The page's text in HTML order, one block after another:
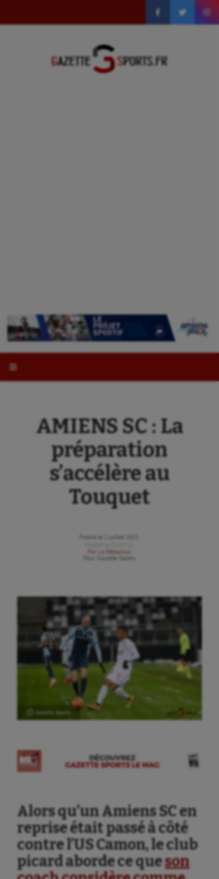
AMIENS SC : La
préparation
s’accélère au
Touquet
Publié le
2 juillet 2021
Par
La Rédaction
Gazette Sports
Ⓒ Gazette Sports
Alors qu’un Amiens SC en
reprise était passé à côté
contre l’US Camon, le club
picard aborde ce queson